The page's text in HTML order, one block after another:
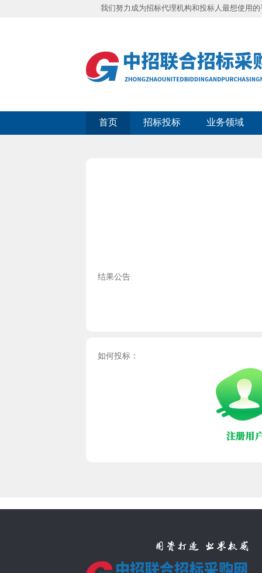
我们努力成为招标代理机构和投标人最想使用的
首页 招标投标 业务领域
结果公告
如何投标：